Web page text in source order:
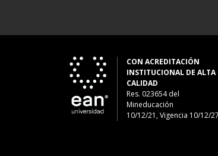
CON ACREDITACIÓN
INSTITUCIONAL DE ALTA
CALIDAD
Res. 023654del
Mineducación
10/12/21, Vigencia 10/12/27